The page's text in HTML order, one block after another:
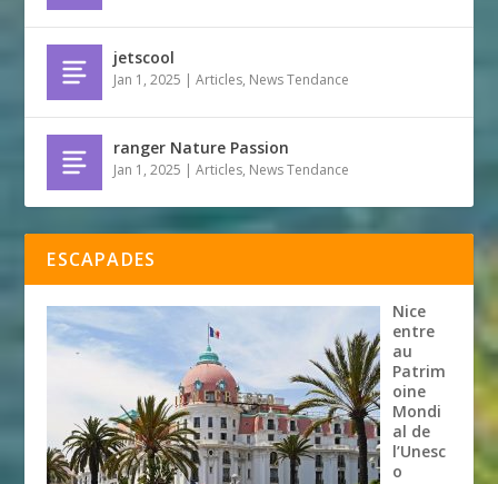
jetscool
Jan 1, 2025 |Articles, News Tendance
ranger Nature Passion
Jan 1, 2025 |Articles, News Tendance
ESCAPADES
Nice
entre
au
Patrim
oine
Mondi
al de
l’Unesc
o